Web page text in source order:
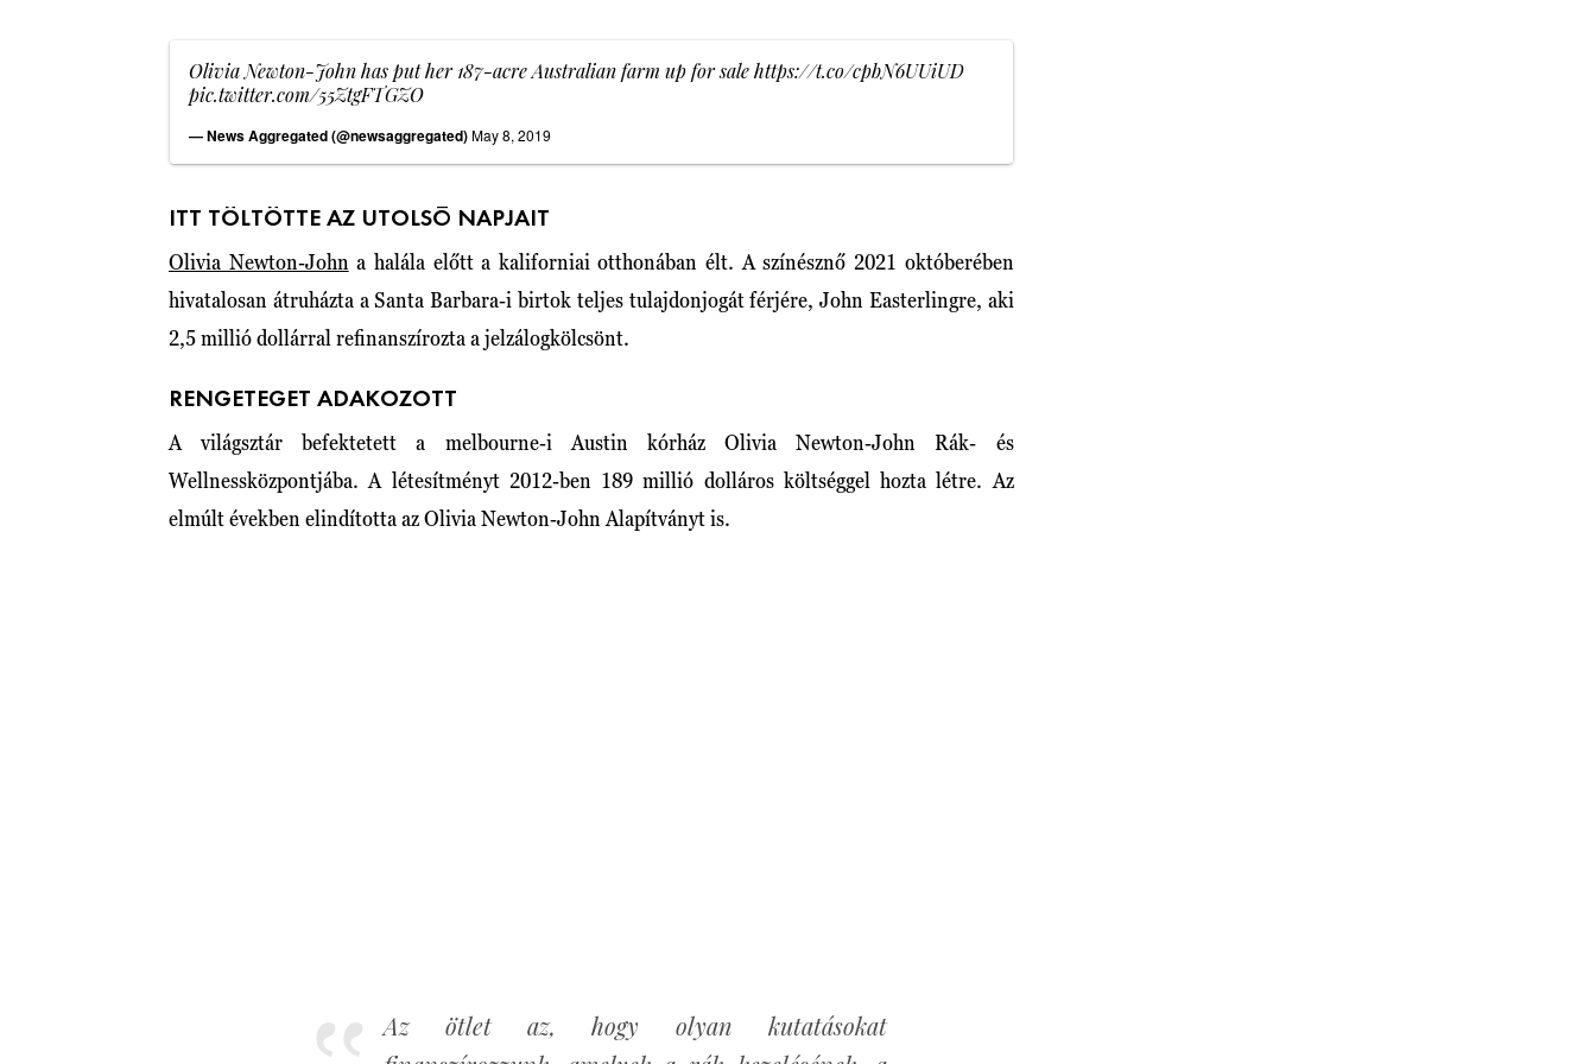
Olivia Newton-John has put her 187-acre Australian farm up for salehttps://t.co/cpbN6UUiUD
pic.twitter.com/55ZtgFTGZO
— News Aggregated (@newsaggregated)May 8, 2019
ITT TÖLTÖTTE AZ UTOLSÓ NAPJAIT
Olivia Newton-John a halála előtt a kaliforniai otthonában élt. A színésznő 2021 októberében
hivatalosan átruházta a Santa Barbara-i birtok teljes tulajdonjogát férjére, John Easterlingre, aki
2,5 millió dollárral refinanszírozta a jelzálogkölcsönt.
RENGETEGET ADAKOZOTT
A világsztár befektetett a melbourne-i Austin kórház Olivia Newton-John Rák- és
Wellnessközpontjába. A létesítményt 2012-ben 189 millió dolláros költséggel hozta létre. Az
elmúlt években elindította az Olivia Newton-John Alapítványt is.
Az ötlet az, hogy olyan kutatásokat